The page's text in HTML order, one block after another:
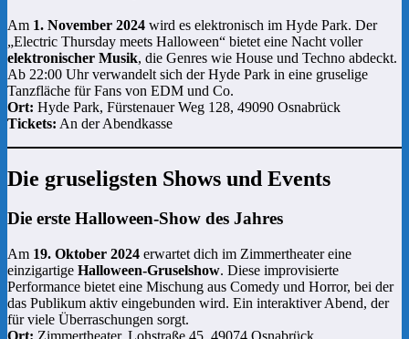
Am 1. November 2024 wird es elektronisch im Hyde Park. Der
„Electric Thursday meets Halloween“ bietet eine Nacht voller
elektronischer Musik, die Genres wie House und Techno abdeckt.
Ab 22:00 Uhr verwandelt sich der Hyde Park in eine gruselige
Tanzfläche für Fans von EDM und Co.
Ort: Hyde Park, Fürstenauer Weg 128, 49090 Osnabrück
Tickets: An der Abendkasse
Die gruseligsten Shows und Events
Die erste Halloween-Show des Jahres
Am 19. Oktober 2024 erwartet dich im Zimmertheater eine
einzigartige Halloween-Gruselshow. Diese improvisierte
Performance bietet eine Mischung aus Comedy und Horror, bei der
das Publikum aktiv eingebunden wird. Ein interaktiver Abend, der
für viele Überraschungen sorgt.